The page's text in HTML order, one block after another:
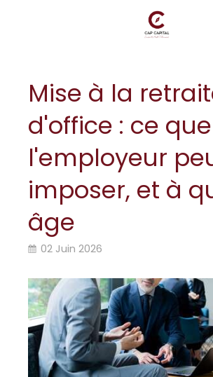
Mise à la
d'office : ce que
l'employeur
imposer, et à
âge
02 Juin 2026